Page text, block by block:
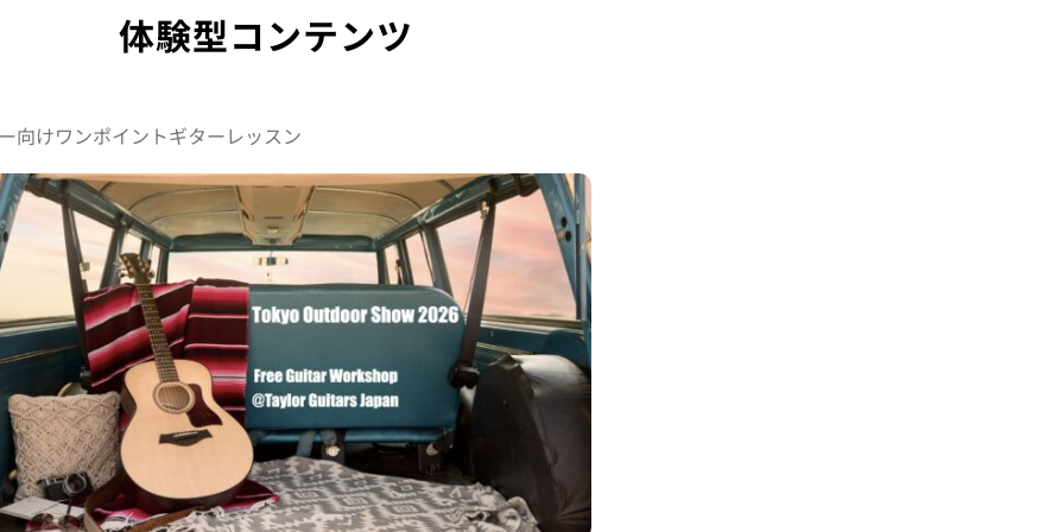
体験型コンテンツ
向けワンポイントギターレッスン